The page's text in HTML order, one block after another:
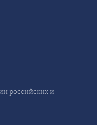
российских и